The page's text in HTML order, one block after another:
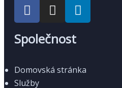
Společnost
Domovská stránka
Služby